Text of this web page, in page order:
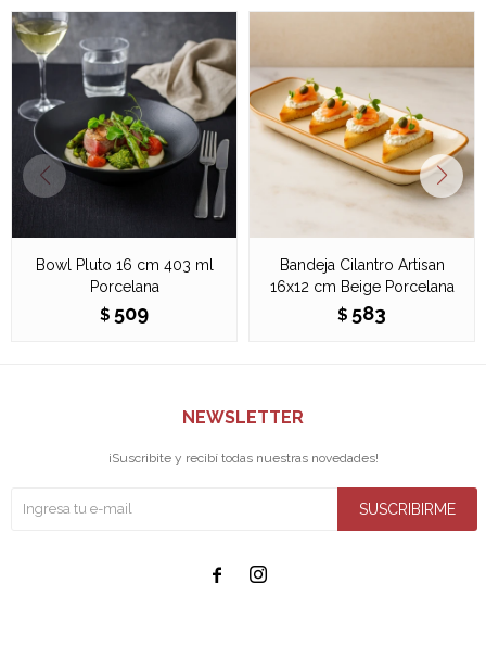
Bowl Pluto 16 cm 403 ml
Porcelana
$ 509
Bandeja Cilantro Artisan
16x12 cm Beige Porcelana
$ 583
NEWSLETTER
¡Suscribite y recibí todas nuestras novedades!
SUSCRIBIRME
 